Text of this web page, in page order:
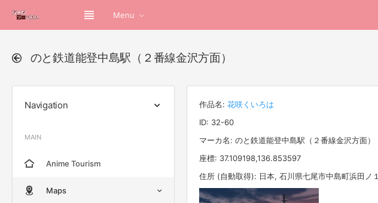
Menu
のと鉄道能登中島駅（２番線金沢方面）
Navigation
MAIN
Anime Tourism
Maps
作品名: 花咲くいろは
ID: 32-60
マーカ名: のと鉄道能登中島駅（２番線金沢方面）
座標: 37.109198,136.853597
住所 (自動取得): 日本, 石川県七尾市中島町浜田ノ１